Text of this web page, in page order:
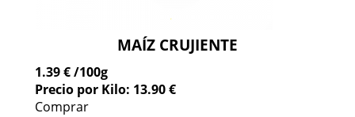
MAÍZ CRUJIENTE
1.39 €/100g
Precio por Kilo: 13.90 €
Comprar